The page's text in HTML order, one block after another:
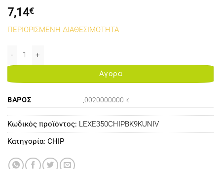
7,14€
ΠΕΡΙΟΡΙΣΜΕΝΗ ΔΙΑΘΕΣΙΜΟΤΗΤΑ
LEXMARK E350/352/450/DELL1720/IBM1601/1602/16121622/
Αγορα
ΒΆΡΟΣ ,0020000000 κ.
Κωδικός προϊόντος: LEXE350CHIPBK9KUNIV
Κατηγορία: CHIP